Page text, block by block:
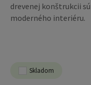
drevenej konštrukcii
moderného interiéru.
Skladom